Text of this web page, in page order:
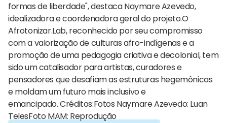
formas de liberdade", destaca Naymare Azevedo,
idealizadora e coordenadora geral do projeto.O
Afrotonizar.Lab, reconhecido por seu compromisso
com a valorização de culturas afro-indígenas e a
promoção de uma pedagogia criativa e decolonial, tem
sido um catalisador para artistas, curadores e
pensadores que desafiam as estruturas hegemônicas
e moldam um futuro mais inclusivo e
emancipado. Créditos:Fotos Naymare Azevedo: Luan
TelesFoto MAM: Reprodução